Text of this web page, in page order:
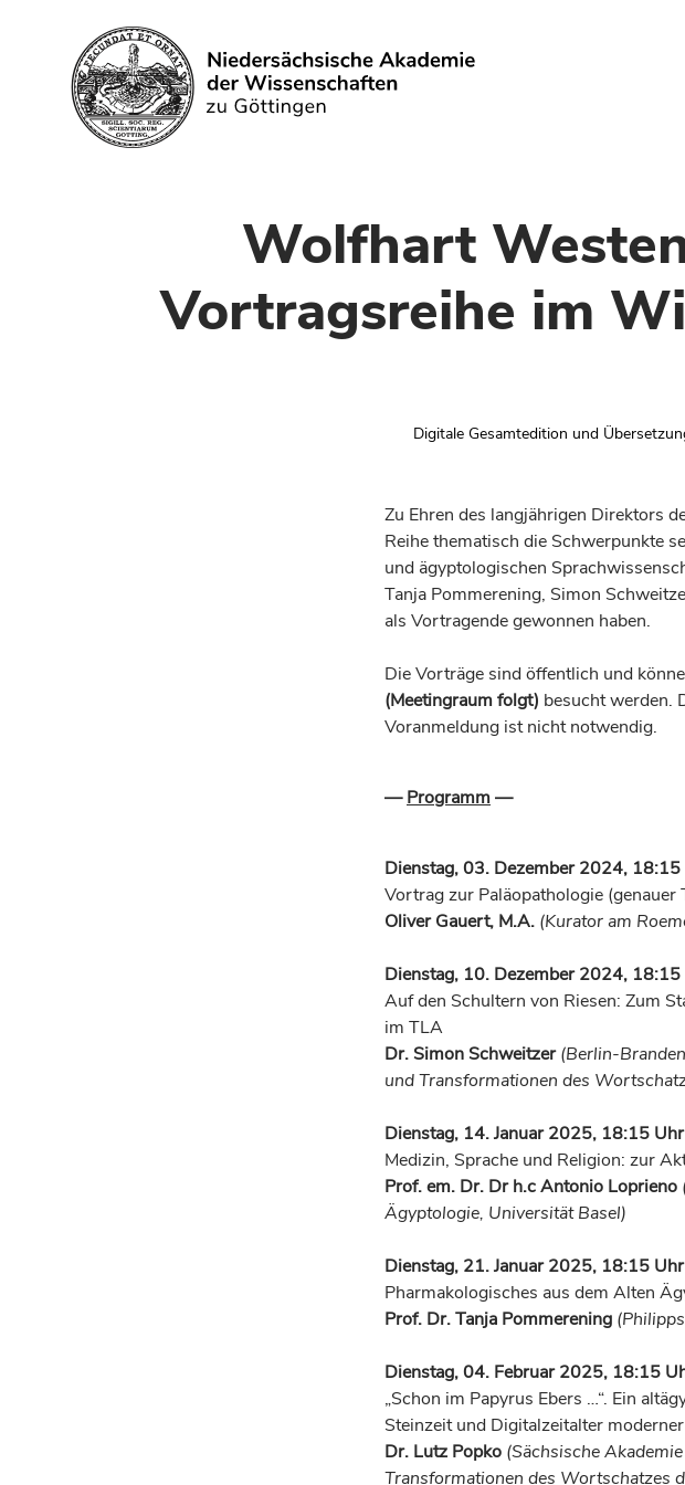
Search
Wolfhart
Vortragsreihe im
Digitale Gesamtedition und
Zu Ehren des langjährigen Direktors
Reihe thematisch die Schwerpunkte
und ägyptologischen
Tanja Pommerening, Simon
als Vortragende gewonnen haben.
Die Vorträge sind öffentlich und
(Meetingraum folgt) besucht werden.
Voranmeldung ist nicht notwendig.
—Programm—
Dienstag, 03. Dezember 2024,
Vortrag zur Paläopathologie (genauer
Oliver Gauert, M.A. (Kurator am
Dienstag, 10. Dezember 2024,
Auf den Schultern von Riesen: Zum
im TLA
Dr. Simon Schweitzer (Berlin-
und Transformationen des
Dienstag, 14. Januar 2025, 18:15 Uhr
Medizin, Sprache und Religion: zur
Prof. em. Dr. Dr h.c Antonio Loprieno
Ägyptologie, Universität Basel)
Dienstag, 21. Januar 2025, 18:15 Uhr
Pharmakologisches aus dem Alten
Prof. Dr. Tanja Pommerening
Dienstag, 04. Februar 2025, 18:15
„Schon im Papyrus Ebers …“. Ein
Steinzeit und Digitalzeitalter
Dr. Lutz Popko (Sächsische
Transformationen des Wortschatzes